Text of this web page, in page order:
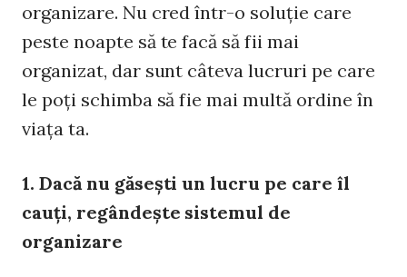
organizare. Nu cred într-o soluţie care
peste noapte să te facă să fii mai
organizat, dar sunt câteva lucruri pe care
le poţi schimba să fie mai multă ordine în
viaţa ta.
1. Dacă nu găseşti un lucru pe care îl
cauţi, regândeşte sistemul de
organizare